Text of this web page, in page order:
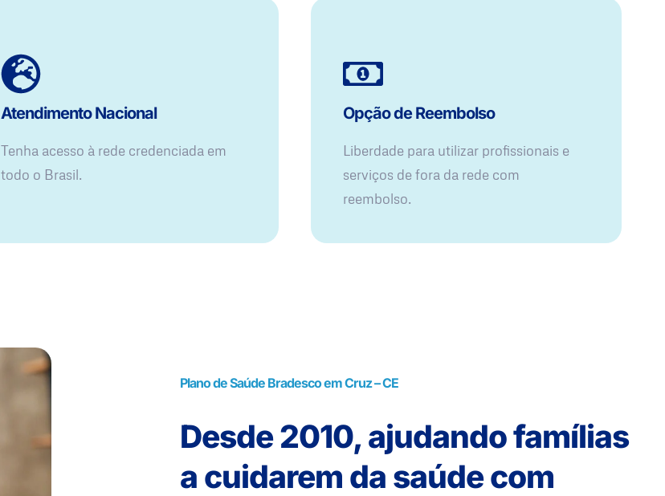
Atendimento Nacional
Tenha acesso à rede credenciada em
todo o Brasil.
Opção de Reembolso
Liberdade para utilizar profissionais e
serviços de fora da rede com
reembolso.
Plano de Saúde Bradesco em Cruz – CE
Desde 2010, ajudando famílias
a cuidarem da saúde com